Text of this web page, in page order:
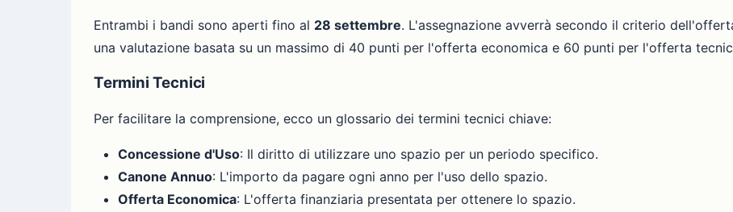
Entrambi i bandi sono aperti fino al 28 settembre. L'assegnazione avverrà secondo il criterio
una valutazione basata su un massimo di 40 punti per l'offerta economica e 60 punti per l'offerta
Termini Tecnici
Per facilitare la comprensione, ecco un glossario dei termini tecnici chiave:
Concessione d'Uso: Il diritto di utilizzare uno spazio per un periodo specifico.
Canone Annuo: L'importo da pagare ogni anno per l'uso dello spazio.
Offerta Economica: L'offerta finanziaria presentata per ottenere lo spazio.